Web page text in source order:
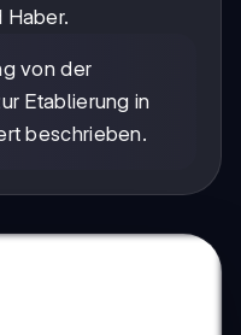
Haber.
von der
Etablierung in
beschrieben.